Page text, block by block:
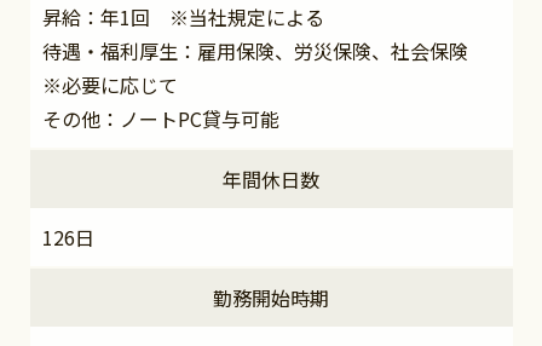
昇給：年1回 ※当社規定による
待遇・福利厚生：雇用保険、労災保険、社会保険
※必要に応じて
その他：ノートPC貸与可能
年間休日数
126日
勤務開始時期